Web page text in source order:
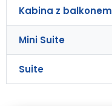
Kabina z balkonem
Mini Suite
Suite